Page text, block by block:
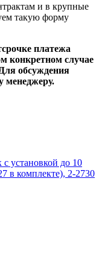
и в крупные
такую форму
платежа
конкретном случае
обсуждения
менеджеру.
установкой до 10
в комплекте), 2-2730